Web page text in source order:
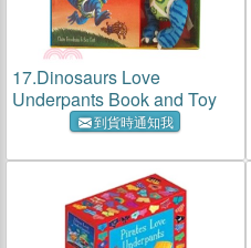
17.Dinosaurs Love
Underpants Book and Toy
到貨時通知我